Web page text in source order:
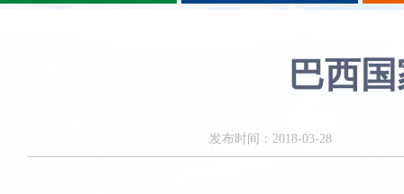
巴西
发布时间：2018-03-28